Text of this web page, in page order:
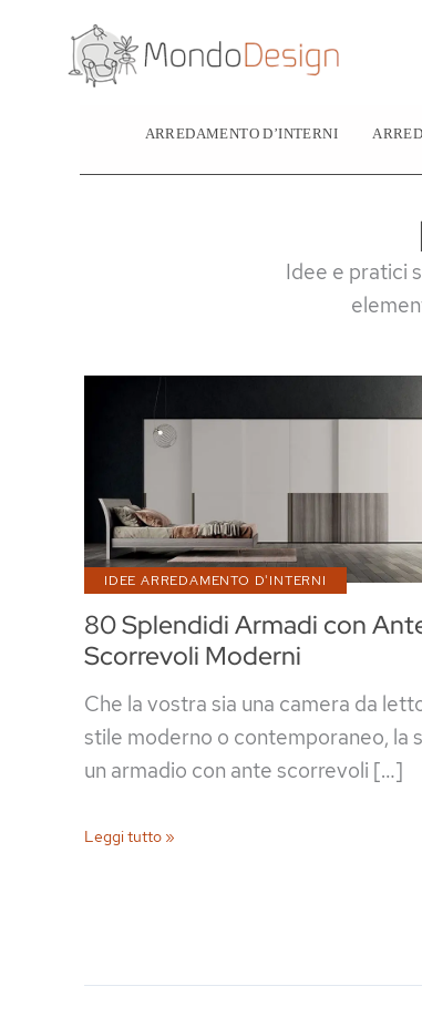
contenuto
ARREDAMENTO D’INTERNI
Idee e pratici
80 Splendidi Armadi con
Scorrevoli Moderni
IDEE ARREDAMENTO D'INTERNI
Che la vostra sia una camera da
stile moderno o contemporaneo, la
un armadio con ante scorrevoli […]
80
Leggi tutto »